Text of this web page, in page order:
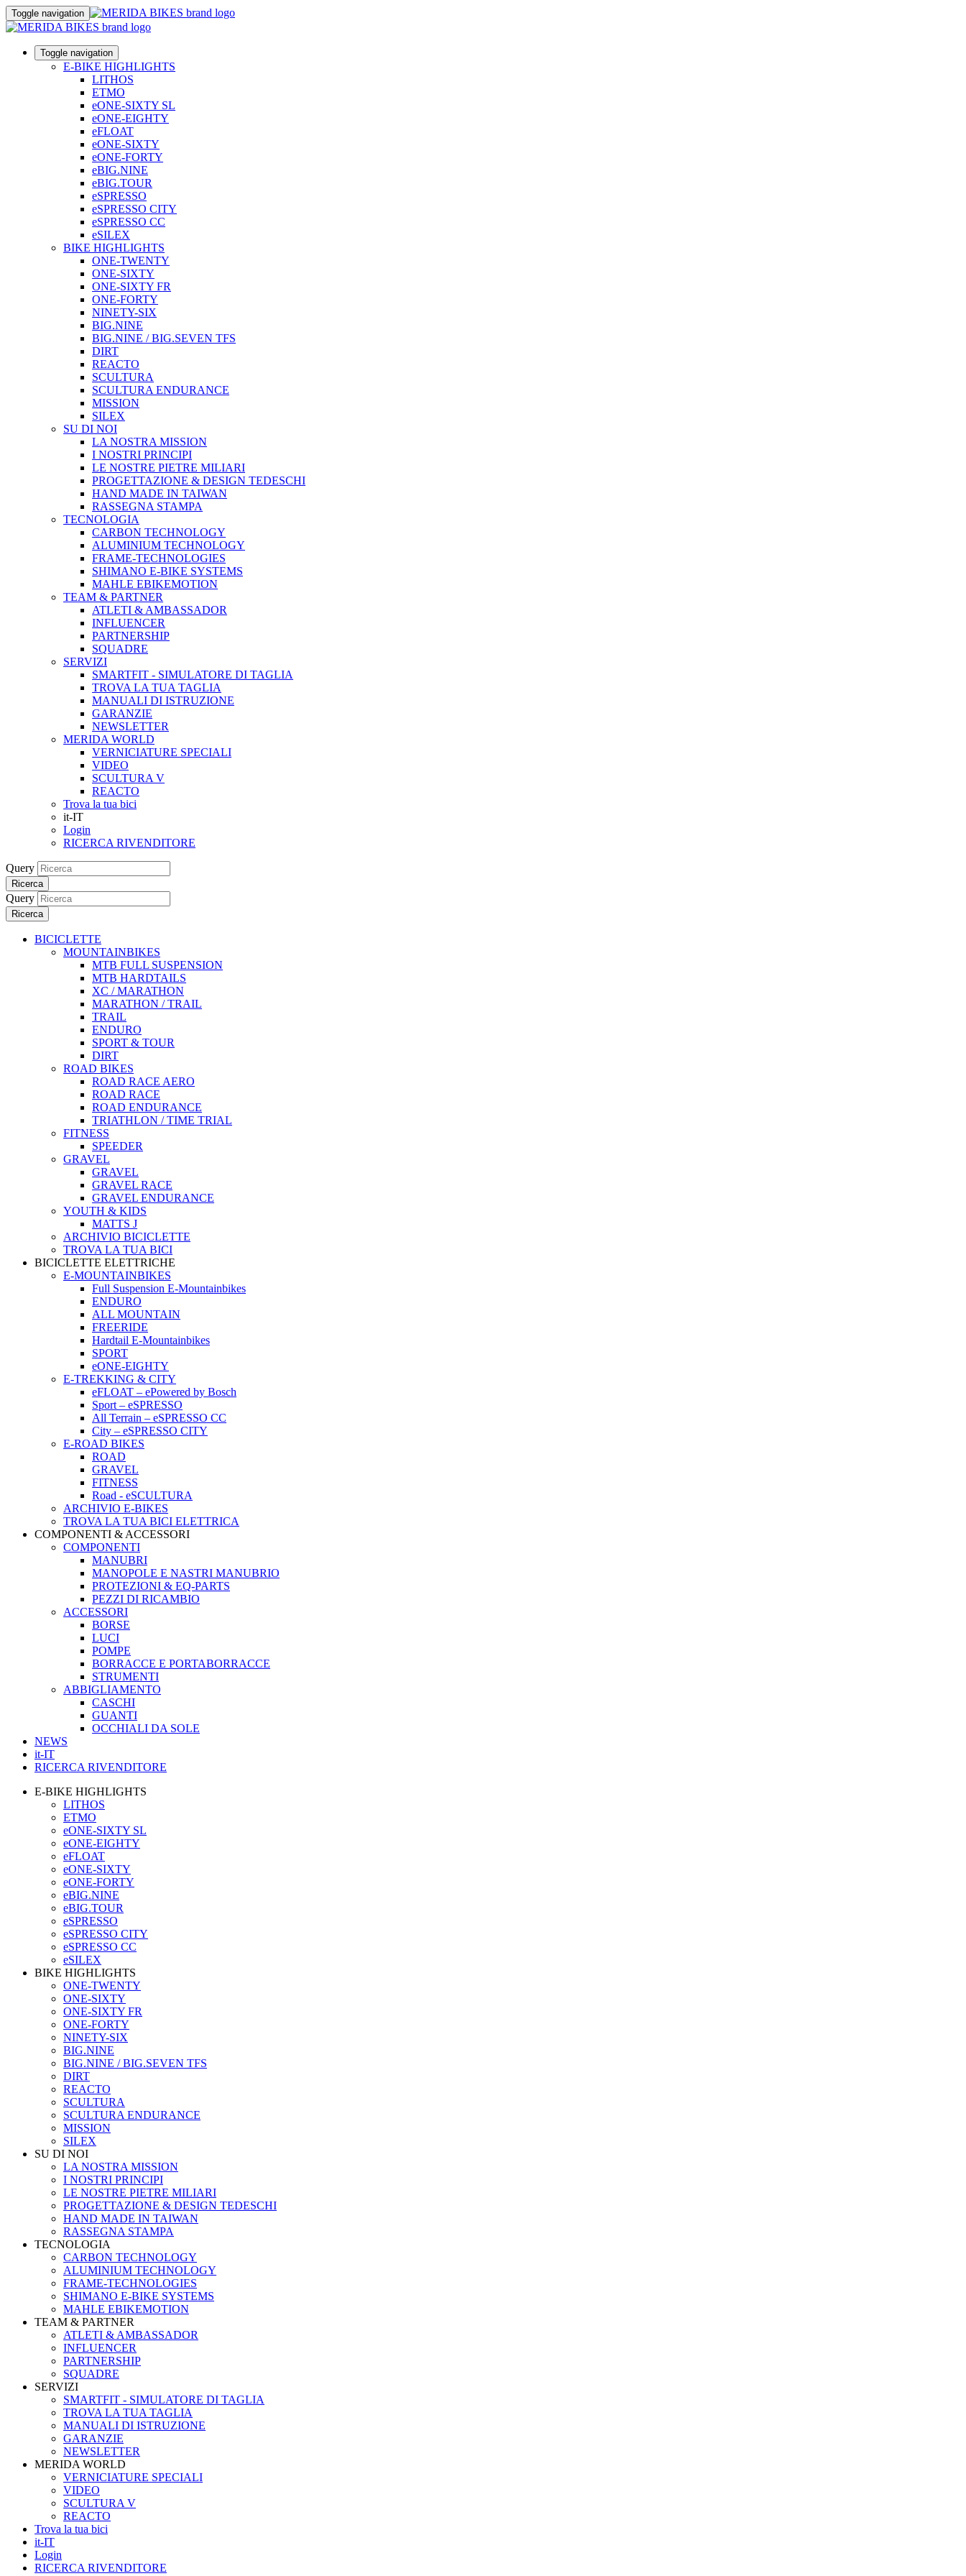
Toggle navigation
Toggle navigation
E-BIKE HIGHLIGHTS
LITHOS
ETMO
eONE-SIXTY SL
eONE-EIGHTY
eFLOAT
eONE-SIXTY
eONE-FORTY
eBIG.NINE
eBIG.TOUR
eSPRESSO
eSPRESSO CITY
eSPRESSO CC
eSILEX
BIKE HIGHLIGHTS
ONE-TWENTY
ONE-SIXTY
ONE-SIXTY FR
ONE-FORTY
NINETY-SIX
BIG.NINE
BIG.NINE / BIG.SEVEN TFS
DIRT
REACTO
SCULTURA
SCULTURA ENDURANCE
MISSION
SILEX
SU DI NOI
LA NOSTRA MISSION
I NOSTRI PRINCIPI
LE NOSTRE PIETRE MILIARI
PROGETTAZIONE & DESIGN TEDESCHI
HAND MADE IN TAIWAN
RASSEGNA STAMPA
TECNOLOGIA
CARBON TECHNOLOGY
ALUMINIUM TECHNOLOGY
FRAME-TECHNOLOGIES
SHIMANO E-BIKE SYSTEMS
MAHLE EBIKEMOTION
TEAM & PARTNER
ATLETI & AMBASSADOR
INFLUENCER
PARTNERSHIP
SQUADRE
SERVIZI
SMARTFIT - SIMULATORE DI TAGLIA
TROVA LA TUA TAGLIA
MANUALI DI ISTRUZIONE
GARANZIE
NEWSLETTER
MERIDA WORLD
VERNICIATURE SPECIALI
VIDEO
SCULTURA V
REACTO
Trova la tua bici
it-IT
Login
RICERCA RIVENDITORE
Query
Ricerca
Query
Ricerca
BICICLETTE
MOUNTAINBIKES
MTB FULL SUSPENSION
MTB HARDTAILS
XC / MARATHON
MARATHON / TRAIL
TRAIL
ENDURO
SPORT & TOUR
DIRT
ROAD BIKES
ROAD RACE AERO
ROAD RACE
ROAD ENDURANCE
TRIATHLON / TIME TRIAL
FITNESS
SPEEDER
GRAVEL
GRAVEL
GRAVEL RACE
GRAVEL ENDURANCE
YOUTH & KIDS
MATTS J
ARCHIVIO BICICLETTE
TROVA LA TUA BICI
BICICLETTE ELETTRICHE
E-MOUNTAINBIKES
Full Suspension E-Mountainbikes
ENDURO
ALL MOUNTAIN
FREERIDE
Hardtail E-Mountainbikes
SPORT
eONE-EIGHTY
E-TREKKING & CITY
eFLOAT – ePowered by Bosch
Sport – eSPRESSO
All Terrain – eSPRESSO CC
City – eSPRESSO CITY
E-ROAD BIKES
ROAD
GRAVEL
FITNESS
Road - eSCULTURA
ARCHIVIO E-BIKES
TROVA LA TUA BICI ELETTRICA
COMPONENTI & ACCESSORI
COMPONENTI
MANUBRI
MANOPOLE E NASTRI MANUBRIO
PROTEZIONI & EQ-PARTS
PEZZI DI RICAMBIO
ACCESSORI
BORSE
LUCI
POMPE
BORRACCE E PORTABORRACCE
STRUMENTI
ABBIGLIAMENTO
CASCHI
GUANTI
OCCHIALI DA SOLE
NEWS
it-IT
RICERCA RIVENDITORE
E-BIKE HIGHLIGHTS
LITHOS
ETMO
eONE-SIXTY SL
eONE-EIGHTY
eFLOAT
eONE-SIXTY
eONE-FORTY
eBIG.NINE
eBIG.TOUR
eSPRESSO
eSPRESSO CITY
eSPRESSO CC
eSILEX
BIKE HIGHLIGHTS
ONE-TWENTY
ONE-SIXTY
ONE-SIXTY FR
ONE-FORTY
NINETY-SIX
BIG.NINE
BIG.NINE / BIG.SEVEN TFS
DIRT
REACTO
SCULTURA
SCULTURA ENDURANCE
MISSION
SILEX
SU DI NOI
LA NOSTRA MISSION
I NOSTRI PRINCIPI
LE NOSTRE PIETRE MILIARI
PROGETTAZIONE & DESIGN TEDESCHI
HAND MADE IN TAIWAN
RASSEGNA STAMPA
TECNOLOGIA
CARBON TECHNOLOGY
ALUMINIUM TECHNOLOGY
FRAME-TECHNOLOGIES
SHIMANO E-BIKE SYSTEMS
MAHLE EBIKEMOTION
TEAM & PARTNER
ATLETI & AMBASSADOR
INFLUENCER
PARTNERSHIP
SQUADRE
SERVIZI
SMARTFIT - SIMULATORE DI TAGLIA
TROVA LA TUA TAGLIA
MANUALI DI ISTRUZIONE
GARANZIE
NEWSLETTER
MERIDA WORLD
VERNICIATURE SPECIALI
VIDEO
SCULTURA V
REACTO
Trova la tua bici
it-IT
Login
RICERCA RIVENDITORE